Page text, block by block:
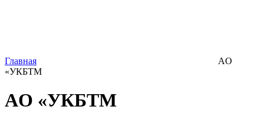
Главная
AO
«УКБТМ
AO «УКБТМ